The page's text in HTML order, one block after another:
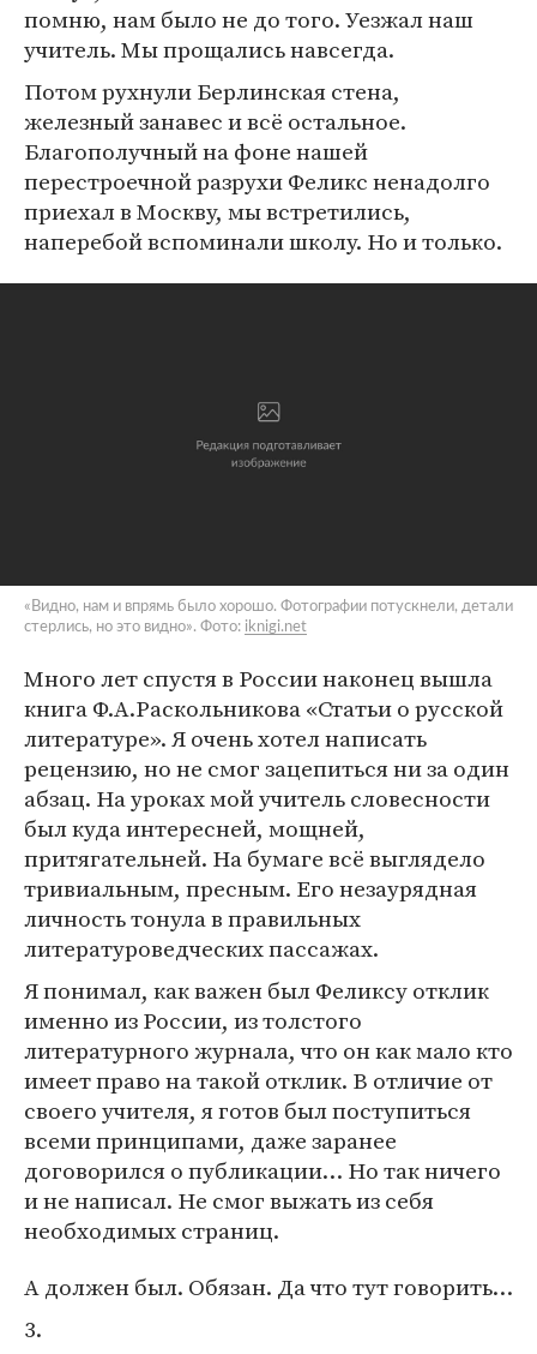
помню, нам было не до того. Уезжал наш
учитель. Мы прощались навсегда.
Потом рухнули Берлинская стена,
железный занавес и всё остальное.
Благополучный на фоне нашей
перестроечной разрухи Феликс ненадолго
приехал в Москву, мы встретились,
наперебой вспоминали школу. Но и только.
«Видно, нам и впрямь было хорошо. Фотографии потускнели, детали
стерлись, но это видно». Фото: iknigi.net
Много лет спустя в России наконец вышла
книга Ф.А.Раскольникова «Статьи о русской
литературе». Я очень хотел написать
рецензию, но не смог зацепиться ни за один
абзац. На уроках мой учитель словесности
был куда интересней, мощней,
притягательней. На бумаге всё выглядело
тривиальным, пресным. Его незаурядная
личность тонула в правильных
литературоведческих пассажах.
Я понимал, как важен был Феликсу отклик
именно из России, из толстого
литературного журнала, что он как мало кто
имеет право на такой отклик. В отличие от
своего учителя, я готов был поступиться
всеми принципами, даже заранее
договорился о публикации… Но так ничего
и не написал. Не смог выжать из себя
необходимых страниц.
А должен был. Обязан. Да что тут говорить…
3.